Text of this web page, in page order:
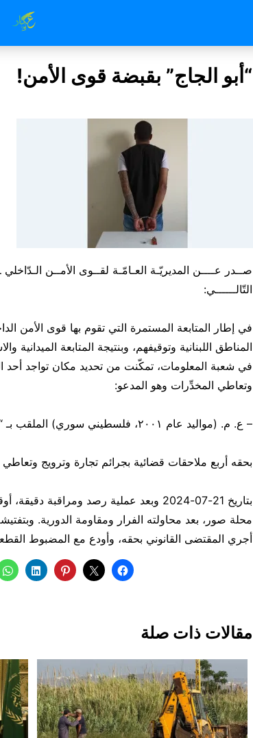
“أبو الجاج” بقبضة قوى الأمن!
صــدر عــــن المديريّـة العـامّـة لقــوى الأمــن الـدّاخلي
التّالــــــي:
في إطار المتابعة المستمرة التي تقوم بها قوى الأمن
المناطق اللبنانية وتوقيفهم، وبنتيجة المتابعة
في شعبة المعلومات، تمكّنت من تحديد مكان تواجد أحد
وتعاطي المخدِّرات وهو المدعو:
– ع. م. (مواليد عام ۲۰۰۱، فلسطيني سوري) الملقب بـ “ابو الجاج”
بحقه أربع ملاحقات قضائية بجرائم تجارة وترويج
بتاريخ 21-07-2024 وبعد عملية رصد
محلة صور، بعد محاولته الفرار ومقاومة الدورية.
أجري المقتضى القانوني بحقه، وأودع مع المضبوط
مقالات ذات صلة